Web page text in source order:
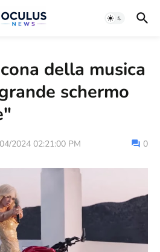
della musica
schermo
2024 02:21:00 PM 0